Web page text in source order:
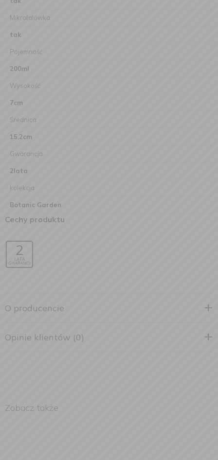
Mikrofalówka
tak
Pojemność
200ml
Wysokość
7cm
Średnica
15,2cm
Gwarancja
2lata
kolekcja
Botanic Garden
Cechy produktu
O producencie
Opinie klientów (0)
Zobacz także